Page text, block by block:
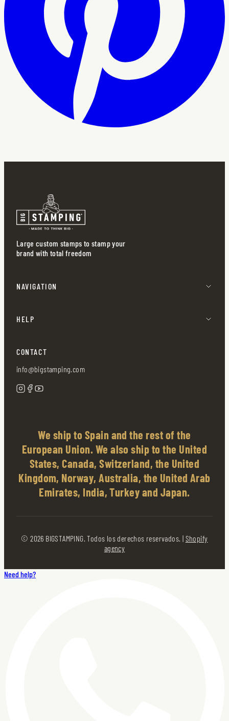
Large custom stamps to stamp your
brand with total freedom
NAVIGATION
HELP
CONTACT
info@bigstamping.com
We ship to Spain and the rest of the
European Union. We also ship to the United
States, Canada, Switzerland, the United
Kingdom, Norway, Australia, the United Arab
Emirates, India, Turkey and Japan.
© 2026 BIGSTAMPING. Todos los derechos reservados. | Shopify
agency
Need help?